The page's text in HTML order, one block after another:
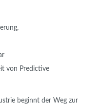
von Predictive
beginnt der Weg zur